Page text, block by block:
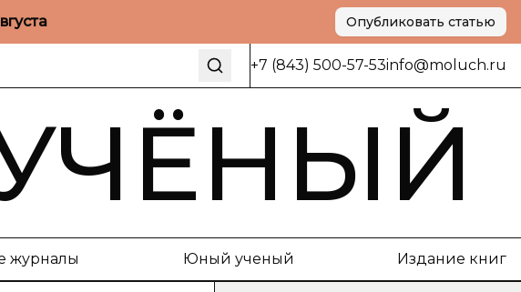
Опубликовать статью
+7 (843) 500-57-53info@moluch.ru
журналы Юный ученый Издание книг